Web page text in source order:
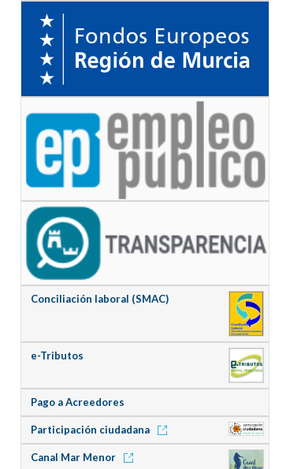
Conciliación laboral (SMAC)
e-Tributos
Pago a Acreedores
Participación ciudadana
Canal Mar Menor